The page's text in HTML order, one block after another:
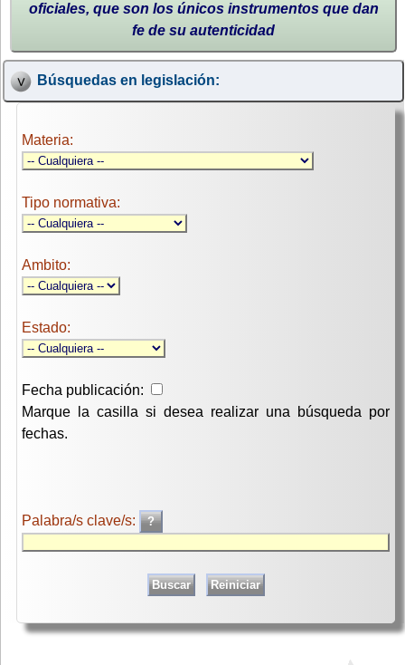
oficiales, que son los únicos instrumentos que dan
fe de su autenticidad
Búsquedas en legislación:
Materia:
Tipo normativa:
Ambito:
Estado:
Fecha publicación:
Marque la casilla si desea realizar una búsqueda por
fechas.
Palabra/s clave/s: